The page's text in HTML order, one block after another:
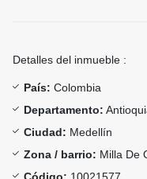
Detalles del inmueble :
País: Colombia
Departamento:
Ciudad: Medellín
Zona / barrio: Milla De